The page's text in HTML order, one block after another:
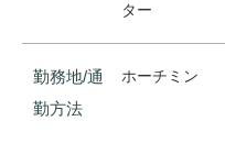
ター
勤務地/通
勤方法
ホーチミン